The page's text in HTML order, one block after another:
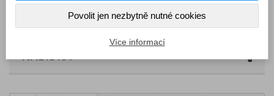
Košík
NABÍDKA
Povolit jen nezbytně nutné cookies
Více informací